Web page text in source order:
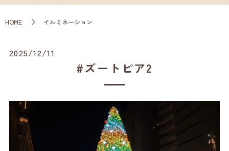
HOME イルミネーション
2025/12/11
#ズートピア2